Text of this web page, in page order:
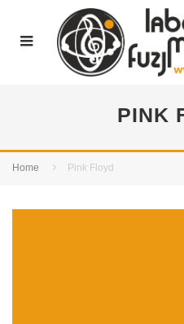
PINK
Home Pink Floyd